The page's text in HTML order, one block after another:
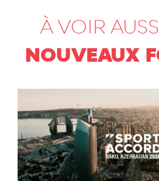
À VOIR
NOUVEAUX